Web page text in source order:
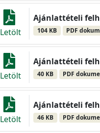
Letölt
Ajánlattételi
104 KB PDF
Letölt
Ajánlattételi
40 KB PDF
Letölt
Ajánlattételi
46 KB PDF